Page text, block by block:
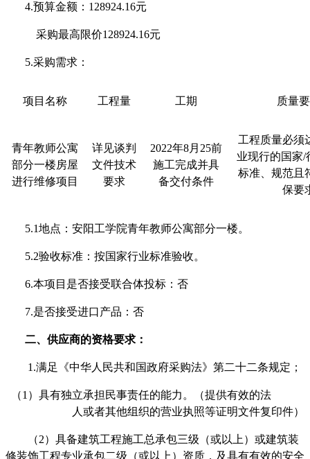
4.预算金额：128924.16元
采购最高限价128924.16元
5.采购需求：
项目名称 工程量 工期 质量
青年教师公寓
部分一楼房屋
进行维修项目
详见谈判
文件技术
要求
2022年8月25前
施工完成并具
备交付条件
工程质量必须
业现行的国家/
标准、规范且
保要
5.1地点：安阳工学院青年教师公寓部分一楼。
5.2验收标准：按国家行业标准验收。
6.本项目是否接受联合体投标：否
7.是否接受进口产品：否
二、供应商的资格要求：
1.满足《中华人民共和国政府采购法》第二十二条规定；
（1）具有独立承担民事责任的能力。（提供有效的法
人或者其他组织的营业执照等证明文件复印件）
（2）具备建筑工程施工总承包三级（或以上）或建筑装
修装饰工程专业承包二级（或以上）资质，及具有有效的安全